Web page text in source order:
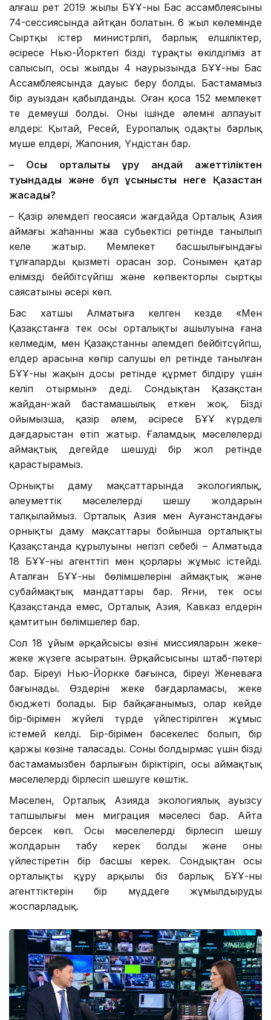
алғаш рет 2019 жылы БҰҰ-ның Бас ассамблеясының
74-сессиясында айтқан болатын. 6 жыл көлемінде
Сыртқы істер министрлігі, барлық елшіліктер,
әсіресе Нью-Йорктегі біздің тұрақты өкілдігіміз ат
салысып, осы жылдың 4 наурызында БҰҰ-ның Бас
Ассамблеясында дауыс беру болды. Бастамамыз
бір ауыздан қабылданды. Оған қоса 152 мемлекет
тең демеуші болды. Оның ішінде әлемнің алпауыт
елдері: Қытай, Ресей, Еуропалық одақтың барлық
мүше елдері, Жапония, Үндістан бар.
– Осы орталықты құру қандай қажеттіліктен
туындады және бұл ұсынысты неге Қазақстан
жасады?
– Қазір әлемдегі геосаяси жағдайда Орталық Азия
аймағы жаһанның жаңа субьектісі ретінде танылып
келе жатыр. Мемлекет басшылығындағы
тұлғалардың қызметі орасан зор. Сонымен қатар
еліміздің бейбітсүйгіш және көпвекторлы сыртқы
саясатының әсері көп.
Бас хатшы Алматыға келген кезде «Мен
Қазақстанға тек осы орталықтың ашылуына ғана
келмедім, мен Қазақстанның әлемдегі бейбітсүйгіш,
елдер арасына көпір салушы ел ретінде танылған
БҰҰ-ның жақын досы ретінде құрмет білдіру үшін
келіп отырмын» деді. Сондықтан Қазақстан
жайдан-жай бастамашылық еткен жоқ. Біздің
ойымызша, қазір әлем, әсіресе БҰҰ күрделі
дағдарыстан өтіп жатыр. Ғаламдық мәселелерді
аймақтық деңгейде шешуді бір жол ретінде
қарастырамыз.
Орнықты даму мақсаттарында экологиялық,
әлеуметтік мәселелерді шешу жолдарын
талқылаймыз. Орталық Азия мен Ауғанстандағы
орнықты даму мақсаттары бойынша орталықтың
Қазақстанда құрылуының негізгі себебі – Алматыда
18 БҰҰ-ның агенттігі мен қорлары жұмыс істейді.
Аталған БҰҰ-ның бөлімшелерінің аймақтық және
субаймақтық мандаттары бар. Яғни, тек осы
Қазақстанда емес, Орталық Азия, Кавказ елдерін
қамтитын бөлімшелер бар.
Сол 18 ұйым әрқайсысы өзінің миссияларын жеке-
жеке жүзеге асыратын. Әрқайсысының штаб-пәтері
бар. Біреуі Нью-Йоркке бағынса, біреуі Женеваға
бағынады. Өздерінің жеке бағдарламасы, жеке
бюджеті болады. Бір байқағанымыз, олар кейде
бір-бірімен жүйелі түрде үйлестірілген жұмыс
істемей келді. Бір-бірімен бәсекелес болып, бір
қаржы көзіне таласады. Соны болдырмас үшін біздің
бастамамызбен барлығын біріктіріп, осы аймақтық
мәселелерді бірлесіп шешуге көштік.
Мәселен, Орталық Азияда экологиялық ауызсу
тапшылығы мен миграция мәселесі бар. Айта
берсек көп. Осы мәселелерді бірлесіп шешу
жолдарын табу керек болды және оны
үйлестіретін бір басшы керек. Сондықтан осы
орталықты құру арқылы біз барлық БҰҰ-ның
агенттіктерін бір мүддеге жұмылдыруды
жоспарладық.